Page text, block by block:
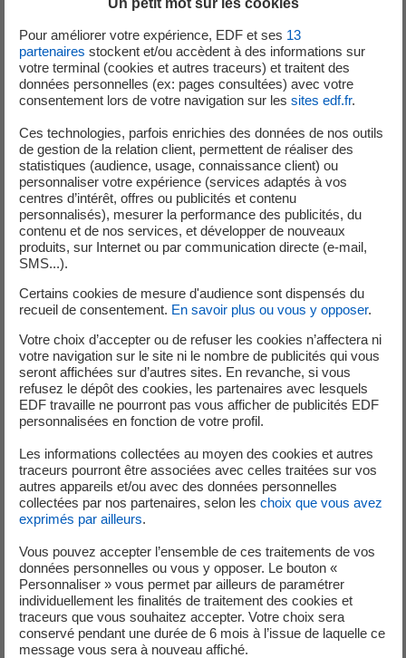
08 Août 2026
TECHNICIEN DE MAINTENANCE POSTES
SOURCES F/H
Contrat :CDI
Lieu :BIHOREL
08 Août 2026
ELECTROTECHNICIEN F/H
Contrat :CDI
Lieu :ORVAULT
08 Août 2026
ELECTROTECHNICIEN TRAVAUX SOUS
TENSION F/H
Contrat : CDI
Lieu :LE MANS
Pour améliorer votre expérience, EDF et ses 13
partenaires stockent et/ou accèdent à des informations sur
votre terminal (cookies et autres traceurs) et traitent des
données personnelles (ex: pages consultées) avec votre
consentement lors de votre navigation sur les sites edf.fr.
Ces technologies, parfois enrichies des données de nos outils
de gestion de la relation client, permettent de réaliser des
statistiques (audience, usage, connaissance client) ou
personnaliser votre expérience (services adaptés à vos
centres d’intérêt, offres ou publicités et contenu
personnalisés), mesurer la performance des publicités, du
contenu et de nos services, et développer de nouveaux
produits, sur Internet ou par communication directe (e-mail,
SMS...).
Certains cookies de mesure d'audience sont dispensés du
recueil de consentement. En savoir plus ou vous y opposer.
Votre choix d’accepter ou de refuser les cookies n’affectera ni
votre navigation sur le site ni le nombre de publicités qui vous
seront affichées sur d’autres sites. En revanche, si vous
refusez le dépôt des cookies, les partenaires avec lesquels
EDF travaille ne pourront pas vous afficher de publicités EDF
personnalisées en fonction de votre profil.
Les informations collectées au moyen des cookies et autres
traceurs pourront être associées avec celles traitées sur vos
autres appareils et/ou avec des données personnelles
collectées par nos partenaires, selon les choix que vous avez
exprimés par ailleurs.
Vous pouvez accepter l’ensemble de ces traitements de vos
données personnelles ou vous y opposer. Le bouton «
Personnaliser » vous permet par ailleurs de paramétrer
individuellement les finalités de traitement des cookies et
traceurs que vous souhaitez accepter. Votre choix sera
conservé pendant une durée de 6 mois à l’issue de laquelle ce
message vous sera à nouveau affiché.